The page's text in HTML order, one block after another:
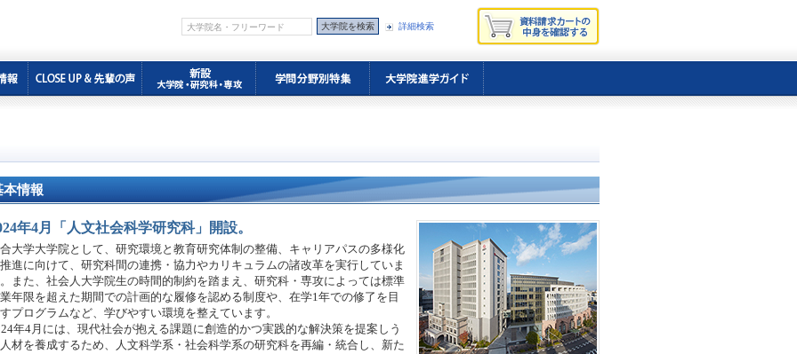
詳細検索
本情報
年4月「人文社会科学研究科」開設。
大学大学院として、研究環境と教育研究体制の整備、キャリアパスの多様化
進に向けて、研究科間の連携・協力やカリキュラムの諸改革を実行していま
また、社会人大学院生の時間的制約を踏まえ、研究科・専攻によっては標準
年限を超えた期間での計画的な履修を認める制度や、在学1年での修了を目
プログラムなど、学びやすい環境を整えています。
年4月には、現代社会が抱える課題に創造的かつ実践的な解決策を提案しう
材を養成するため、人文科学系・社会科学系の研究科を再編・統合し、新た